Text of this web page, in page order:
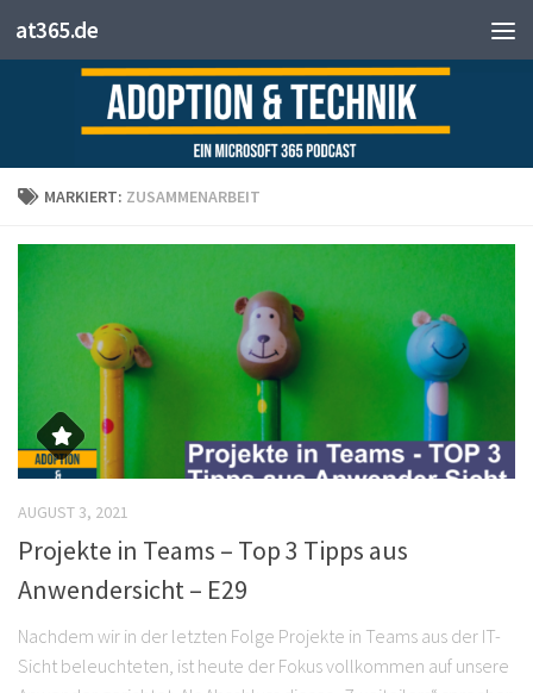
Zum Inhalt springen
at365.de
MARKIERT: ZUSAMMENARBEIT
AUGUST 3, 2021
Projekte in Teams – Top 3 Tipps aus
Anwendersicht – E29
Nachdem wir in der letzten Folge Projekte in Teams aus der IT-
Sicht beleuchteten, ist heute der Fokus vollkommen auf unsere